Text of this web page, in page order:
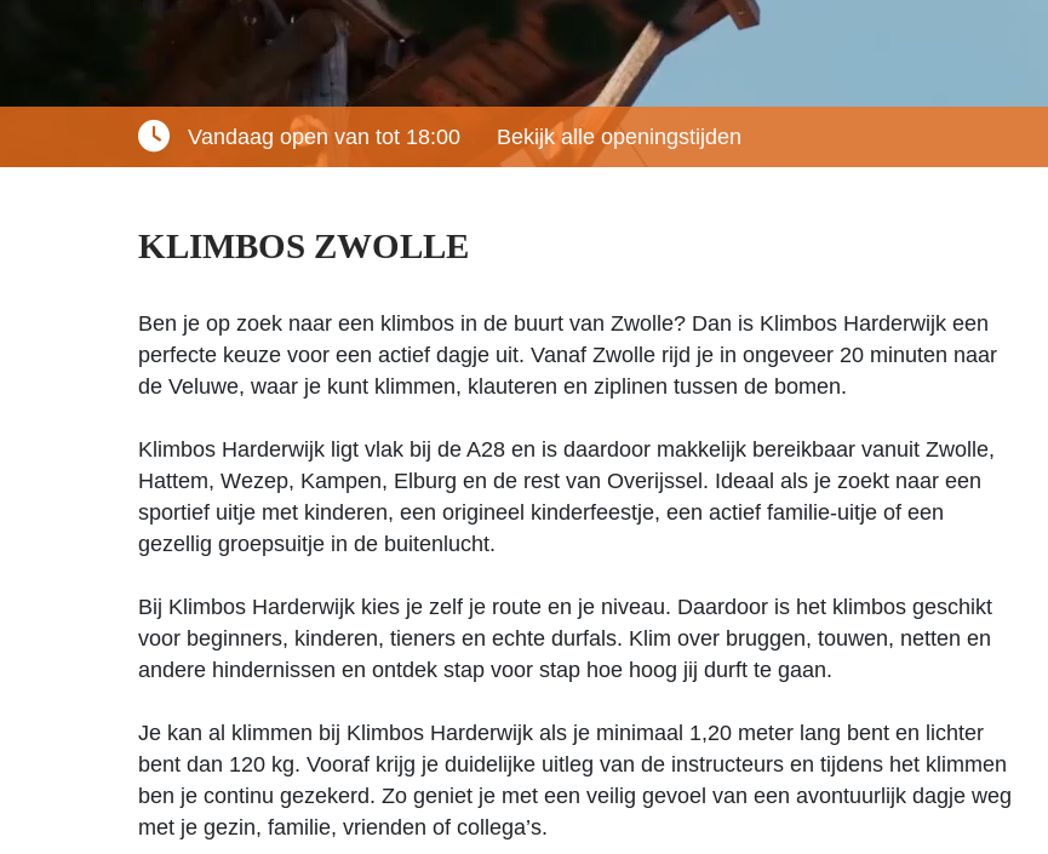
Vandaag open van tot 18:00 Bekijk alle openingstijden
KLIMBOS ZWOLLE
Ben je op zoek naar een klimbos in de buurt van Zwolle? Dan is Klimbos Harderwijk een
perfecte keuze voor een actief dagje uit. Vanaf Zwolle rijd je in ongeveer 20 minuten naar
de Veluwe, waar je kunt klimmen, klauteren en ziplinen tussen de bomen.
Klimbos Harderwijk ligt vlak bij de A28 en is daardoor makkelijk bereikbaar vanuit Zwolle,
Hattem, Wezep, Kampen, Elburg en de rest van Overijssel. Ideaal als je zoekt naar een
sportief uitje met kinderen, een origineel kinderfeestje, een actief familie-uitje of een
gezellig groepsuitje in de buitenlucht.
Bij Klimbos Harderwijk kies je zelf je route en je niveau. Daardoor is het klimbos geschikt
voor beginners, kinderen, tieners en echte durfals. Klim over bruggen, touwen, netten en
andere hindernissen en ontdek stap voor stap hoe hoog jij durft te gaan.
Je kan al klimmen bij Klimbos Harderwijk als je minimaal 1,20 meter lang bent en lichter
bent dan 120 kg. Vooraf krijg je duidelijke uitleg van de instructeurs en tijdens het klimmen
ben je continu gezekerd. Zo geniet je met een veilig gevoel van een avontuurlijk dagje weg
met je gezin, familie, vrienden of collega’s.